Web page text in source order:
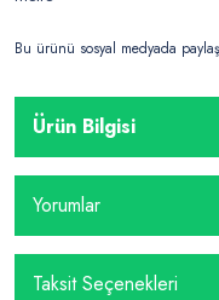
Bu ürünü sosyal medyada
Ürün Bilgisi
Yorumlar
Taksit Seçenekleri